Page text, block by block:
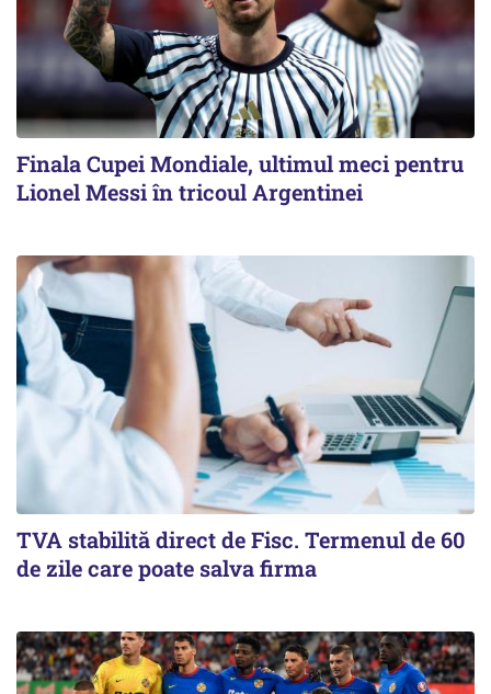
Finala Cupei Mondiale, ultimul meci pentru
Lionel Messi în tricoul Argentinei
TVA stabilită direct de Fisc. Termenul de 60
de zile care poate salva firma